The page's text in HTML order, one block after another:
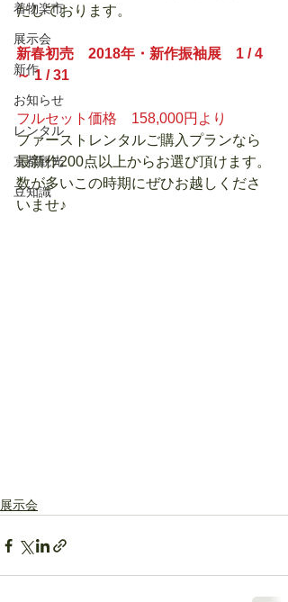
着物楽市
展示会
新作
お知らせ
レンタル
京都観光
豆知識
たしております。
新春初売　2018年・新作振袖展　1 / 4
～ 1 / 31
フルセット価格　158,000円より
ファーストレンタルご購入プランなら
最新作200点以上からお選び頂けます。
数が多いこの時期にぜひお越しくださ
いませ♪
展示会